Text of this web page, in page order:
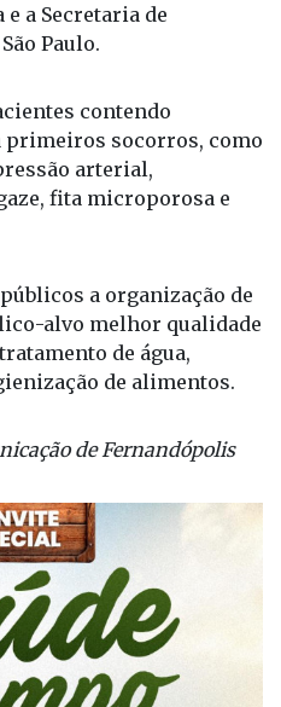
a Secretaria de
Paulo.
contendo
primeiros socorros, como
arterial,
fita microporosa e
a organização de
alvo melhor qualidade
de água,
de alimentos.
de Fernandópolis